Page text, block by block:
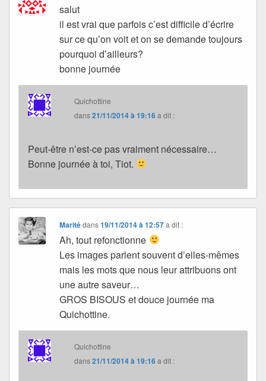
salut
il est vrai que parfois c’est difficile d’écrire
sur ce qu’on voit et on se demande toujours
pourquoi d’ailleurs?
bonne journée
Quichottine
dans21/11/2014 à 19:16a dit :
Peut-être n’est-ce pas vraiment nécessaire…
Bonne journée à toi, Tiot.
Maritédans19/11/2014 à 12:57 a dit :
Ah, tout refonctionne
Les images parlent souvent d’elles-mêmes
mais les mots que nous leur attribuons ont
une autre saveur…
GROS BISOUS et douce journée ma
Quichottine.
Quichottine
dans21/11/2014 à 19:16a dit :